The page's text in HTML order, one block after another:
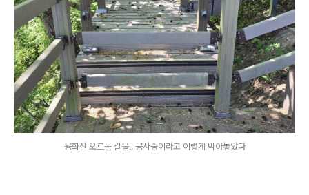
용화산 오르는 길을.. 공사중이라고 이렇게 막아놓았다